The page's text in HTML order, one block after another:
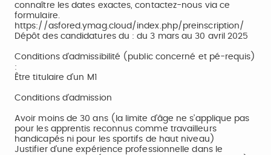
connaître les dates exactes, contactez-nous via ce
formulaire.
https://asfored.ymag.cloud/index.php/preinscription/
Dépôt des candidatures du : du 3 mars au 30 avril 2025
Conditions d'admissibilité (public concerné et pé-requis)
:
Être titulaire d’un M1
Conditions d’admission
Avoir moins de 30 ans (la limite d’âge ne s’applique pas
pour les apprentis reconnus comme travailleurs
handicapés ni pour les sportifs de haut niveau)
Justifier d’une expérience professionnelle dans le